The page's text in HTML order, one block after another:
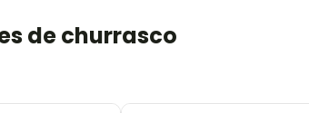
de churrasco